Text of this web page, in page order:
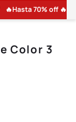
🔥Hasta 70% off 🔥
Color 3